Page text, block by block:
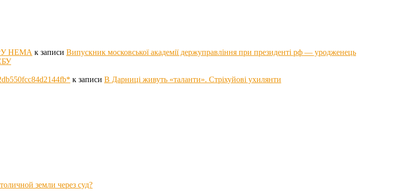
НЕМА к записи Випускник московської академії держуправління при президенті рф — уродженець
к записи В Дарниці живуть «таланти». Стріхуйові ухилянти
земли через суд?